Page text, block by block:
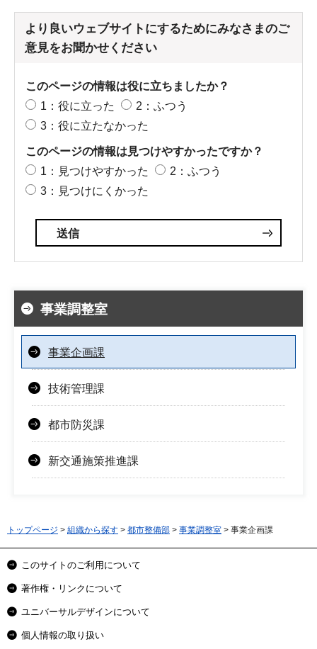
より良いウェブサイトにするためにみなさまのご
意見をお聞かせください
このページの情報は役に立ちましたか？
1：役に立った
2：ふつう
3：役に立たなかった
このページの情報は見つけやすかったですか？
1：見つけやすかった
2：ふつう
3：見つけにくかった
事業調整室
事業企画課
技術管理課
都市防災課
新交通施策推進課
トップページ > 組織から探す > 都市整備部 > 事業調整室 > 事業企画課
このサイトのご利用について
著作権・リンクについて
ユニバーサルデザインについて
個人情報の取り扱い